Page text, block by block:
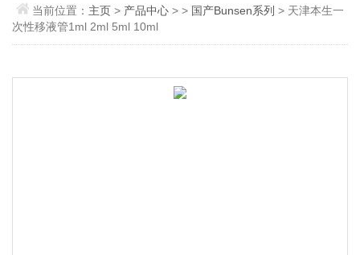
当前位置： 主页> 产品中心 > > 国产Bunsen系列 > 天津本生一
次性移液管1ml 2ml 5ml 10ml